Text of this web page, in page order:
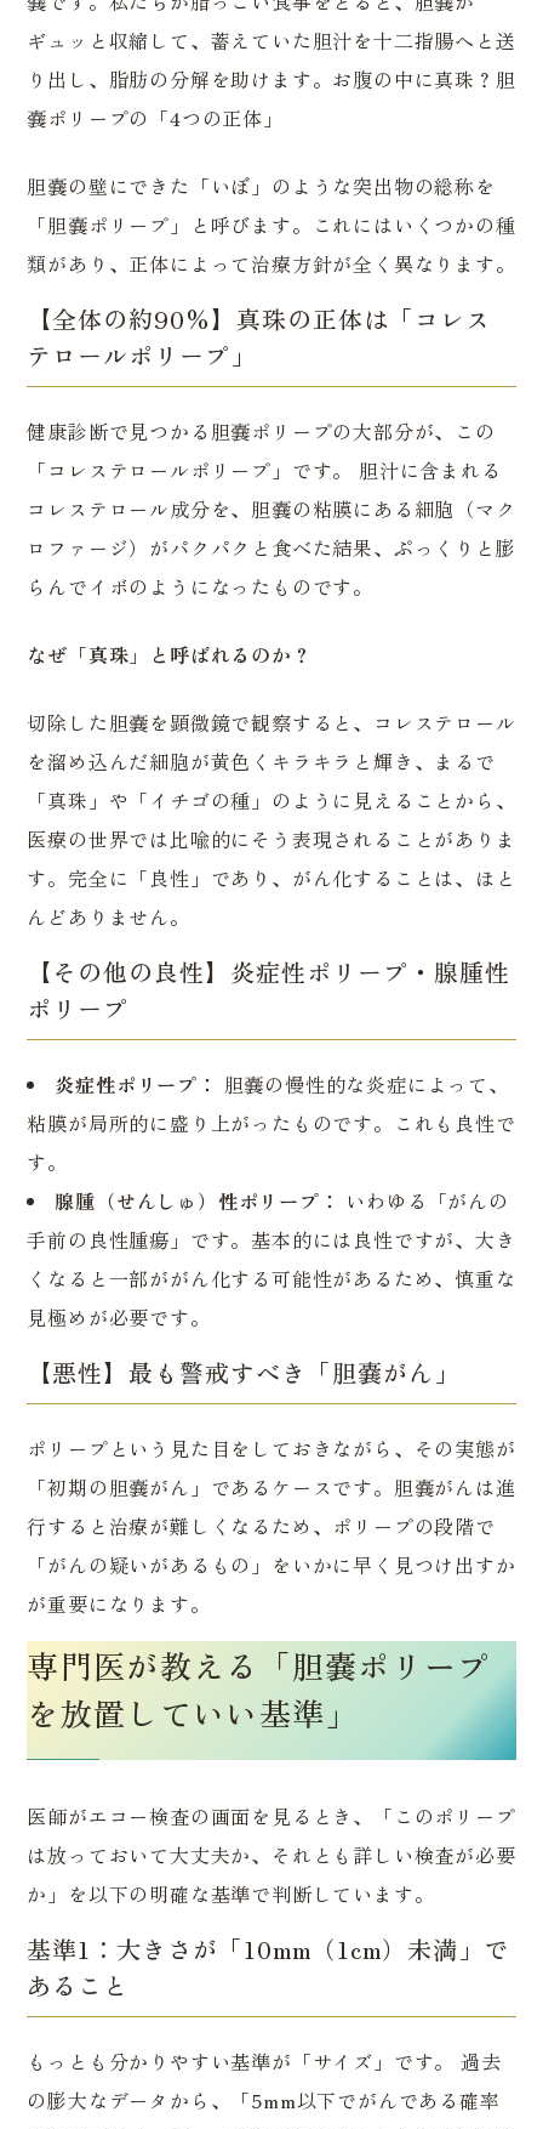
ギュッと収縮して、蓄えていた胆汁を十二指腸へと送
り出し、脂肪の分解を助けます。お腹の中に真珠？胆
嚢ポリープの「4つの正体」
胆嚢の壁にできた「いぼ」のような突出物の総称を
「胆嚢ポリープ」と呼びます。これにはいくつかの種
類があり、正体によって治療方針が全く異なります。
【全体の約90%】真珠の正体は「コレス
テロールポリープ」
健康診断で見つかる胆嚢ポリープの大部分が、この
「コレステロールポリープ」です。 胆汁に含まれる
コレステロール成分を、胆嚢の粘膜にある細胞（マク
ロファージ）がパクパクと食べた結果、ぷっくりと膨
らんでイボのようになったものです。
なぜ「真珠」と呼ばれるのか？
切除した胆嚢を顕微鏡で観察すると、コレステロール
を溜め込んだ細胞が黄色くキラキラと輝き、まるで
「真珠」や「イチゴの種」のように見えることから、
医療の世界では比喩的にそう表現されることがありま
す。完全に「良性」であり、がん化することは、ほと
んどありません。
【その他の良性】炎症性ポリープ・腺腫性
ポリープ
炎症性ポリープ： 胆嚢の慢性的な炎症によって、
粘膜が局所的に盛り上がったものです。これも良性で
す。
腺腫（せんしゅ）性ポリープ： いわゆる「がんの
手前の良性腫瘍」です。基本的には良性ですが、大き
くなると一部ががん化する可能性があるため、慎重な
見極めが必要です。
【悪性】最も警戒すべき「胆嚢がん」
ポリープという見た目をしておきながら、その実態が
「初期の胆嚢がん」であるケースです。胆嚢がんは進
行すると治療が難しくなるため、ポリープの段階で
「がんの疑いがあるもの」をいかに早く見つけ出すか
が重要になります。
専門医が教える「胆嚢ポリープ
を放置していい基準」
医師がエコー検査の画面を見るとき、「このポリープ
は放っておいて大丈夫か、それとも詳しい検査が必要
か」を以下の明確な基準で判断しています。
基準1：大きさが「10mm（1cm）未満」で
あること
もっとも分かりやすい基準が「サイズ」です。 過去
の膨大なデータから、「5mm以下でがんである確率